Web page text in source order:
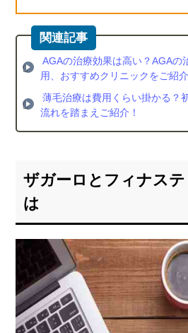
AGAの治療効果は高い？AGAの
用、おすすめクリニックをご紹介
薄毛治療は費用くらい掛かる？
流れを踏まえご紹介！
ザガーロとフィナス
は